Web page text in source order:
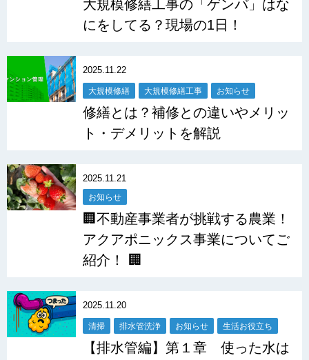
大規模修繕工事の「ゲンバ」はな
にをしてる？現場の1日！
2025.11.22
大規模修繕 大規模修繕工事 お知らせ
修繕とは？補修との違いやメリッ
ト・デメリットを解説
2025.11.21
お知らせ
🏢不動産事業者が挑戦する農業！
アクアポニックス事業についてご
紹介！ 🏢
2025.11.20
清掃 排水管洗浄 お知らせ 生活お役立ち
【排水管編】第１章 使った水は